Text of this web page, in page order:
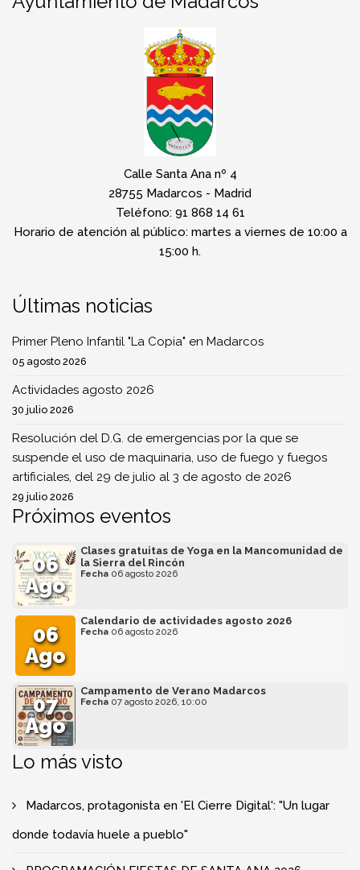
Calle Santa Ana nº 4
28755 Madarcos - Madrid
Teléfono: 91 868 14 61
Horario de atención al público: martes a viernes de 10:00 a
15:00 h.
Últimas noticias
Primer Pleno Infantil "La Copia" en Madarcos
05 agosto 2026
Actividades agosto 2026
30 julio 2026
Resolución del D.G. de emergencias por la que se
suspende el uso de maquinaria, uso de fuego y fuegos
artificiales, del 29 de julio al 3 de agosto de 2026
29 julio 2026
Próximos eventos
06
Ago
Clases gratuitas de Yoga en la Mancomunidad de
la Sierra del Rincón
Fecha 06 agosto 2026
06
Ago
Calendario de actividades agosto 2026
Fecha 06 agosto 2026
07
Ago
Campamento de Verano Madarcos
Fecha 07 agosto 2026, 10:00
Lo más visto
Madarcos, protagonista en 'El Cierre Digital': "Un lugar
donde todavía huele a pueblo"